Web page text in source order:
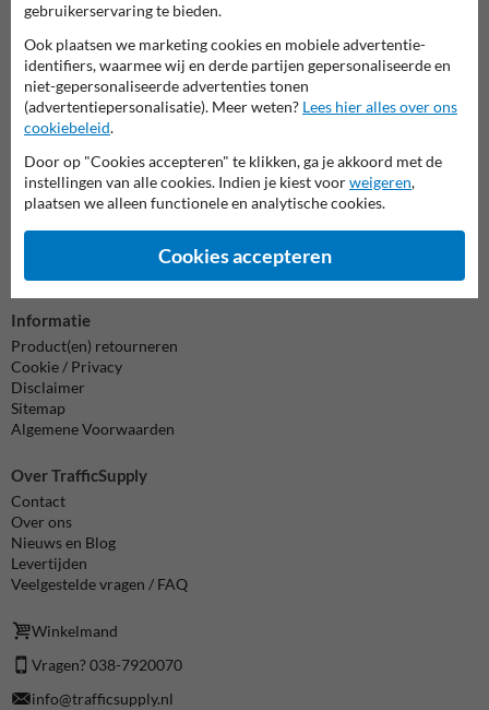
Neem contact op met onze productspecialist Igor!
al je vragen over onze producten en diensten.
038-7920070 bereikbaar tot 17.00
Chat met ons
info@trafficsupply.nl
Informatie
Product(en) retourneren
Cookie / Privacy
Disclaimer
Sitemap
Algemene Voorwaarden
Over TrafficSupply
Contact
Over ons
Nieuws en Blog
Levertijden
Veelgestelde vragen / FAQ
Winkelmand
Vragen? 038-7920070
info@trafficsupply.nl
gebruikerservaring te bieden.
Ook plaatsen we marketing cookies en mobiele advertentie-
identifiers, waarmee wij en derde partijen gepersonaliseerde en
niet-gepersonaliseerde advertenties tonen
(advertentiepersonalisatie). Meer weten? Lees hier alles over ons
cookiebeleid.
Door op "Cookies accepteren" te klikken, ga je akkoord met de
instellingen van alle cookies. Indien je kiest voorweigeren,
plaatsen we alleen functionele en analytische cookies.
Cookies accepteren